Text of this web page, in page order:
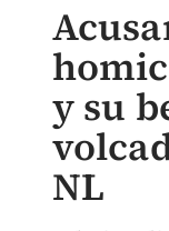
y su
NL